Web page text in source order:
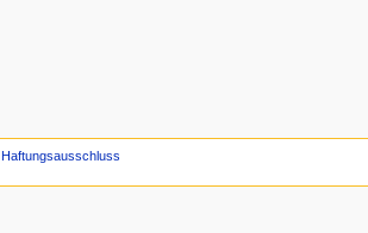
Haftungsausschluss